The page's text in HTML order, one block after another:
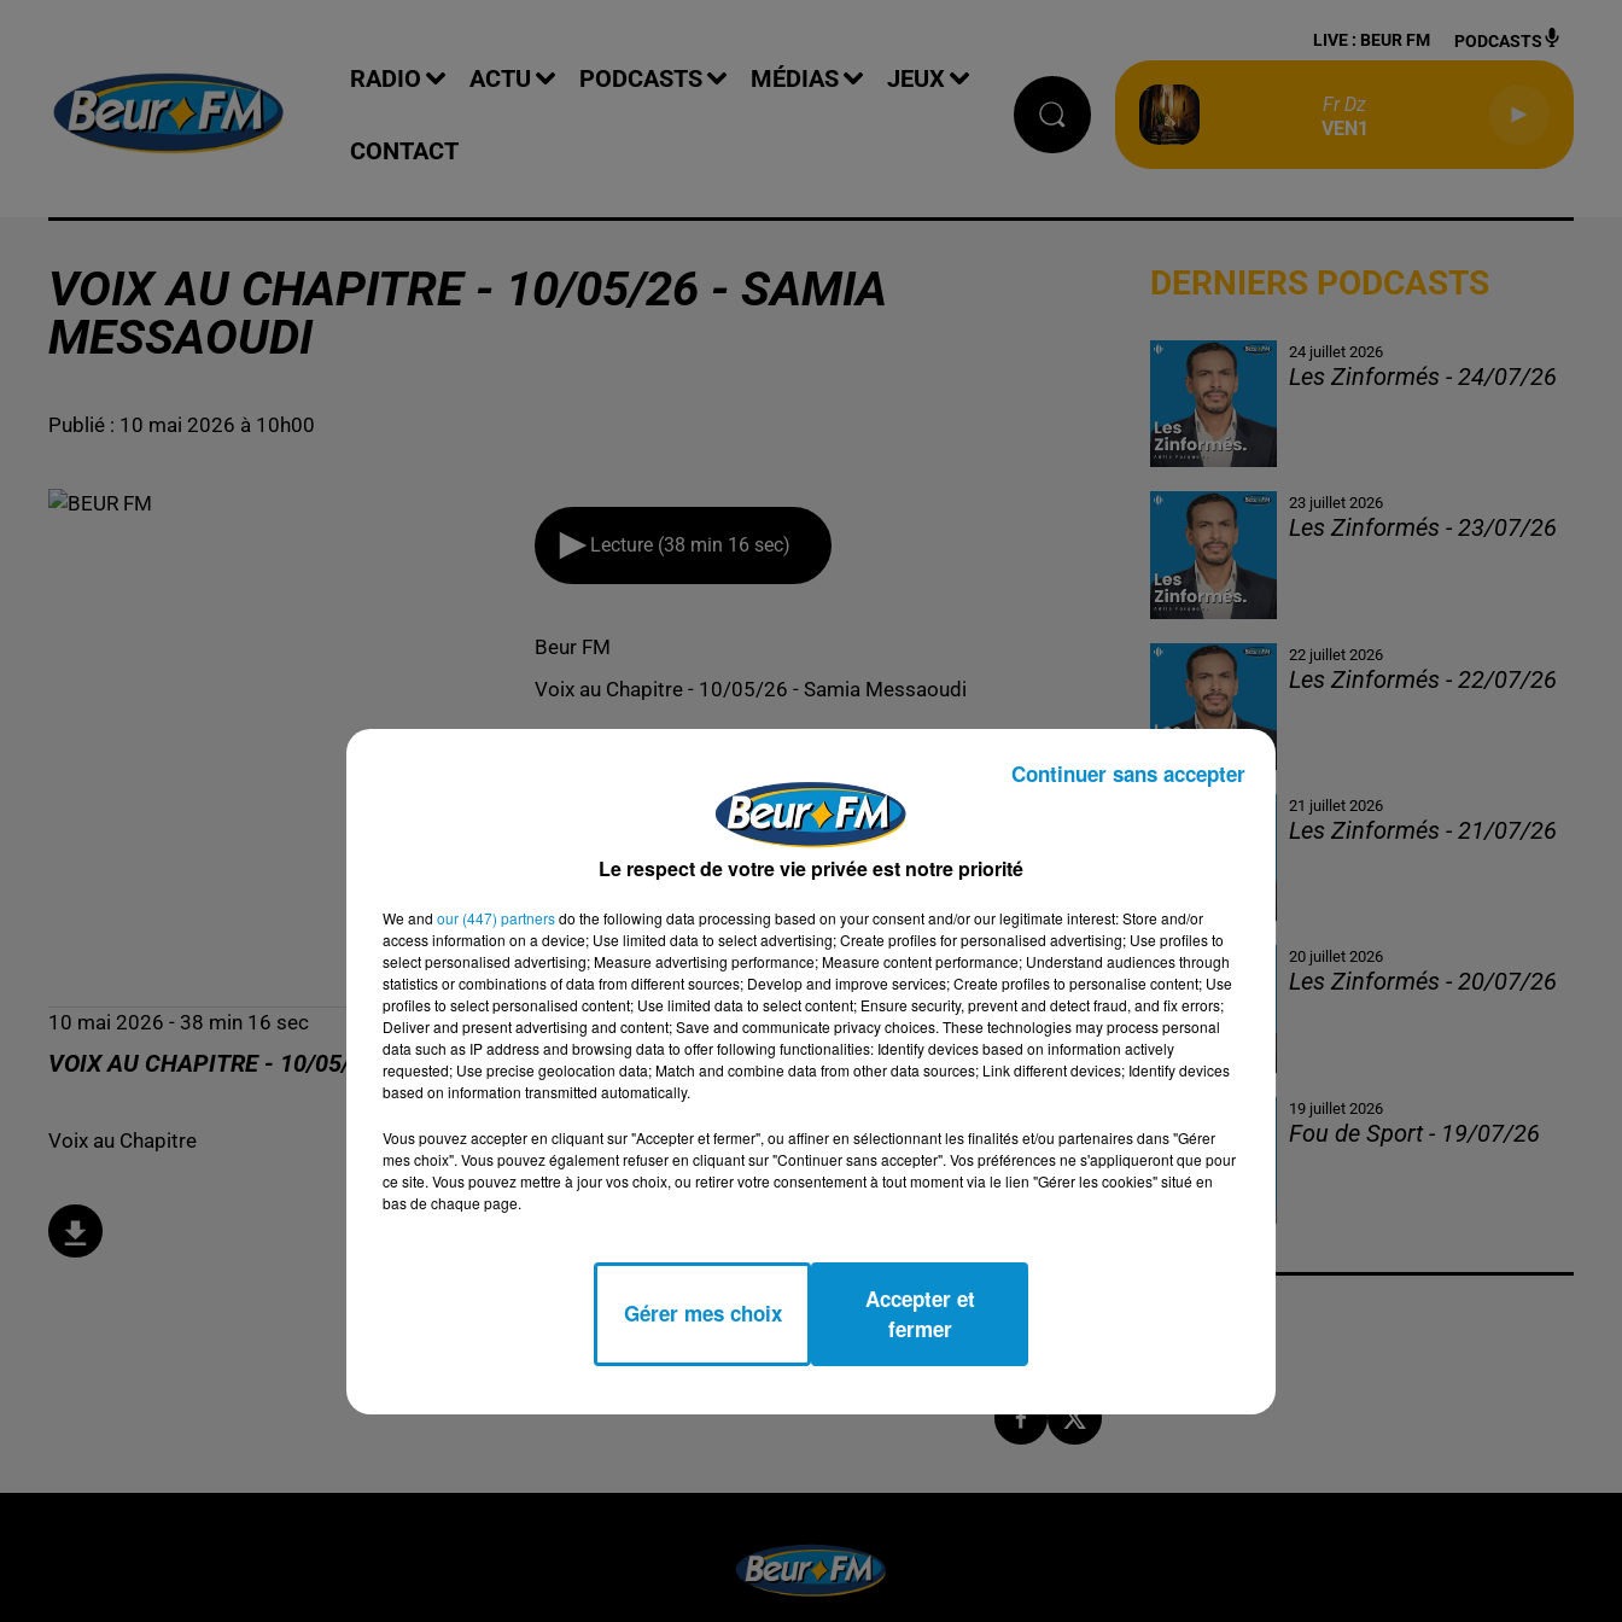
RADIO ACTU PODCASTS MÉDIAS JEUX
CONTACT
LIVE : BEUR FM PODCASTS
Fr Dz
VEN1
VOIX AU CHAPITRE - 10/05/26 - SAMIA
MESSAOUDI
Publié : 10 mai 2026 à 10h00
Lecture (38 min 16 sec)
Beur FM
Voix au Chapitre - 10/05/26 - Samia Messaoudi
10 mai 2026 - 38 min 16 sec
VOIX AU CHAPITRE - 10/05/26 - SAMIA MESSAOUDI
Voix au Chapitre
DERNIERS PODCASTS
24 juillet 2026
Les Zinformés - 24/07/26
23 juillet 2026
Les Zinformés - 23/07/26
22 juillet 2026
Les Zinformés - 22/07/26
21 juillet 2026
Les Zinformés - 21/07/26
20 juillet 2026
Les Zinformés - 20/07/26
19 juillet 2026
Fou de Sport - 19/07/26
Le respect de votre vie privée est notre priorité
We and our (447) partnersdo the following data processing based on your consent and/or our legitimate interest: Store and/or
access information on a device; Use limited data to select advertising; Create profiles for personalised advertising; Use profiles to
select personalised advertising; Measure advertising performance; Measure content performance; Understand audiences through
statistics or combinations of data from different sources; Develop and improve services; Create profiles to personalise content; Use
profiles to select personalised content; Use limited data to select content; Ensure security, prevent and detect fraud, and fix errors;
Deliver and present advertising and content; Save and communicate privacy choices. These technologies may process personal
data such as IP address and browsing data to offer following functionalities: Identify devices based on information actively
requested; Use precise geolocation data; Match and combine data from other data sources; Link different devices; Identify devices
based on information transmitted automatically.
Vous pouvez accepter en cliquant sur "Accepter et fermer", ou affiner en sélectionnant les finalités et/ou partenaires dans "Gérer
mes choix". Vous pouvez également refuser en cliquant sur "Continuer sans accepter". Vos préférences ne s'appliqueront que pour
ce site. Vous pouvez mettre à jour vos choix, ou retirer votre consentement à tout moment via le lien "Gérer les cookies" situé en
bas de chaque page.
Gérer mes choix
Accepter et
fermer
Continuer sans accepter